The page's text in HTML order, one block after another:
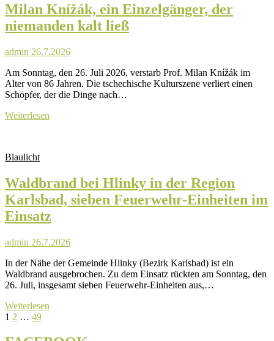
Gesicht.
Experten
erneuern
und
Farben
Milan Knížák, ein Einzelgänger, der
niemanden kalt ließ
admin 26.7.2026
Am Sonntag, den 26. Juli 2026, verstarb Prof. Milan Knížák im
Alter von 86 Jahren. Die tschechische Kulturszene verliert einen
Schöpfer, der die Dinge nach…
Weiterlesen
kalt
ließ
Blaulicht
Waldbrand bei Hlinky in der Region
Karlsbad, sieben Feuerwehr-Einheiten im
Einsatz
admin 26.7.2026
In der Nähe der Gemeinde Hlinky (Bezirk Karlsbad) ist ein
Waldbrand ausgebrochen. Zu dem Einsatz rückten am Sonntag, den
26. Juli, insgesamt sieben Feuerwehr-Einheiten aus,…
Weiterlesen
in
Seitennummerierung
der
Page
1 Page
2 … Page
49Next